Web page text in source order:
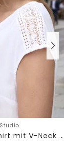
Blusenshirt mit V-Neck und Spitze